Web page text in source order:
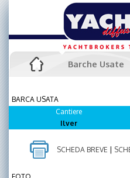
Barche Usate
BARCA USATA
Cantiere
Ilver
SCHEDA BREVE